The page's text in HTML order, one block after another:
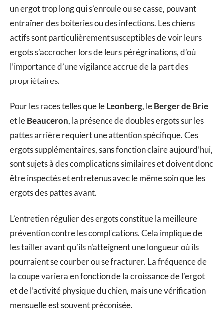
un ergot trop long qui s’enroule ou se casse, pouvant
entraîner des boiteries ou des infections. Les chiens
actifs sont particulièrement susceptibles de voir leurs
ergots s’accrocher lors de leurs pérégrinations, d’où
l’importance d’une vigilance accrue de la part des
propriétaires.
Pour les races telles que leLeonberg, leBerger de Brie
et leBeauceron, la présence de doubles ergots sur les
pattes arrière requiert une attention spécifique. Ces
ergots supplémentaires, sans fonction claire aujourd’hui,
sont sujets à des complications similaires et doivent donc
être inspectés et entretenus avec le même soin que les
ergots des pattes avant.
L’entretien régulier des ergots constitue la meilleure
prévention contre les complications. Cela implique de
les tailler avant qu’ils n’atteignent une longueur où ils
pourraient se courber ou se fracturer. La fréquence de
la coupe variera en fonction de la croissance de l’ergot
et de l’activité physique du chien, mais une vérification
mensuelle est souvent préconisée.